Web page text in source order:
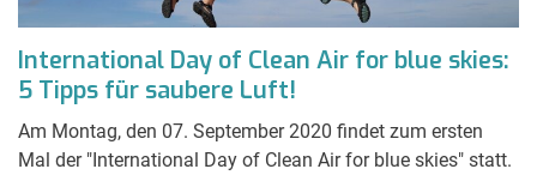
International Day of Clean Air for blue skies:
5 Tipps für saubere Luft!
Am Montag, den 07. September 2020 findet zum ersten
Mal der "International Day of Clean Air for blue skies" statt.